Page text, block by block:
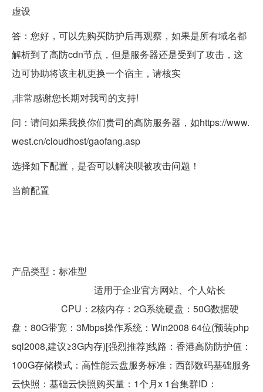
虚设
答：您好，可以先购买防护后再观察，如果是所有域名都
解析到了高防cdn节点，但是服务器还是受到了攻击，这
边可协助将该主机更换一个宿主，请核实
,非常感谢您长期对我司的支持!
问：请问如果我换你们贵司的高防服务器 ，如https://www.
west.cn/cloudhost/gaofang.asp
选择如下配置，是否可以解决呗被攻击问题！
当前配置
产品类型：标准型
适用于企业官方网站、个人站长
CPU：2核内存：2G系统硬盘：50G数据硬
盘：80G带宽：3Mbps操作系统：Win2008 64位(预装php
sql2008,建议≥3G内存)[强烈推荐]线路：香港高防防护值：
100G存储模式：高性能云盘服务标准： 西部数码基础服务
云快照：基础云快照购买量：1个月x 1台集群ID：